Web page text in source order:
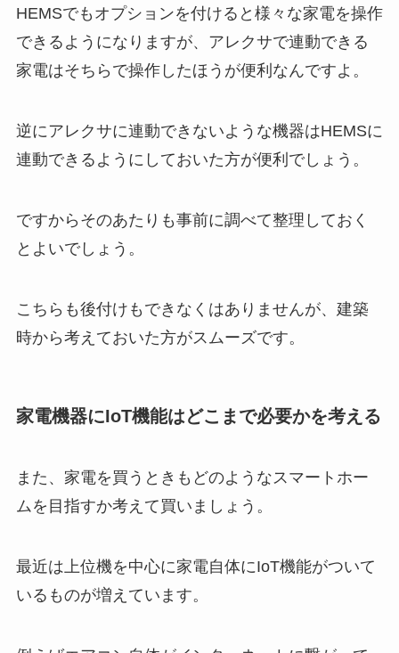
HEMSでもオプションを付けると様々な家電を操作
できるようになりますが、アレクサで連動できる
家電はそちらで操作したほうが便利なんですよ。
逆にアレクサに連動できないような機器はHEMSに
連動できるようにしておいた方が便利でしょう。
ですからそのあたりも事前に調べて整理しておく
とよいでしょう。
こちらも後付けもできなくはありませんが、建築
時から考えておいた方がスムーズです。
家電機器にIoT機能はどこまで必要かを考える
また、家電を買うときもどのようなスマートホー
ムを目指すか考えて買いましょう。
最近は上位機を中心に家電自体にIoT機能がついて
いるものが増えています。